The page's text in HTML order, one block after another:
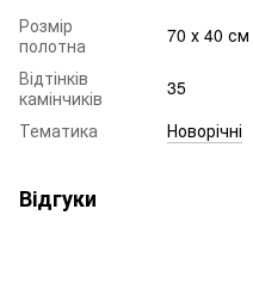
Розмір
полотна
70 х 40 см
Відтінків
камінчиків
35
Тематика
Новорічні
Відгуки